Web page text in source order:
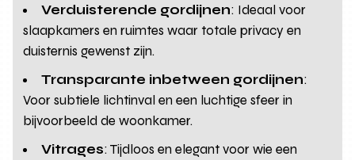
Verduisterende gordijnen: Ideaal voor
slaapkamers en ruimtes waar totale privacy en
duisternis gewenst zijn.
Transparante inbetween gordijnen:
Voor subtiele lichtinval en een luchtige sfeer in
bijvoorbeeld de woonkamer.
Vitrages: Tijdloos en elegant voor wie een